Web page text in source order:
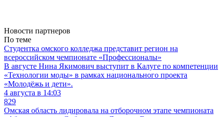
Новости партнеров
По теме
Студентка омского колледжа представит регион на
всероссийском чемпионате «Профессионалы»
В августе Нина Якимович выступит в Калуге по компетенции
«Технологии моды» в рамках национального проекта
«Молодёжь и дети».
4 августа в 14:03
829
Омская область лидировала на отборочном этапе чемпионата